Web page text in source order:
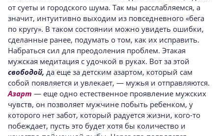
от суеты и городского шума. Так мы рас­слабляемся, а
значит, интуитивно выходим из повседневного «бега
по кругу». В таком состоя­нии можно увидеть ошибки,
сделанные ранее, подумать о том, как их исправить.
Набраться сил для преодоления проблем. Этакая
мужская меди­тация с удочкой в руках. Вот за этой
свободой, да еще за детским азартом, который сам
собой по­является и увлекает, — мужья и отправляются.
Азарт — еще одно естественное проявле­ние мужских
чувств, он позволяет мужчине по­быть ребенком, у
которого нет забот, который радуется жизни, кого-то
побеждает, пусть это будет хотя бы количество и